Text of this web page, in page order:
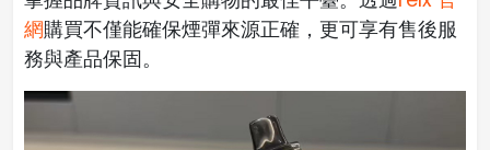
網購買不僅能確保煙彈來源正確，更可享有售後服
務與產品保固。